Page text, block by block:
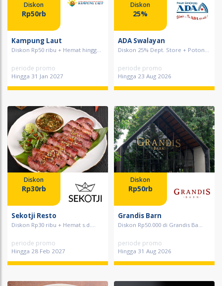
Diskon
Rp50rb
Kampung Laut
Diskon Rp50 ribu + Hemat hingg...
periode promo
Hingga 31 Jan 2027
Diskon
25%
ADA Swalayan
Diskon 25% Dept. Store + Poton...
periode promo
Hingga 23 Aug 2026
Diskon
Rp30rb
Sekotji Resto
Diskon Rp30 ribu + Hemat s.d....
periode promo
Hingga 28 Feb 2027
Diskon
Rp50rb
Grandis Barn
Diskon Rp50.000 di Grandis Ba...
periode promo
Hingga 31 Aug 2026